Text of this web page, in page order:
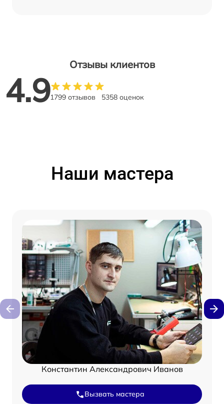
Отзывы клиентов
4.91799 отзывов 5358 оценок
Наши мастера
Константин Александрович Иванов
Вызвать мастера